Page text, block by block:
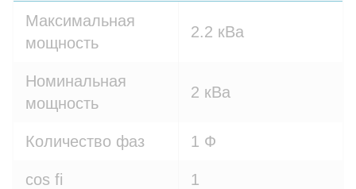
Максимальная
мощность
2.2 кВа
Номинальная
мощность
2 кВа
Количество фаз 1 Ф
cos fi 1